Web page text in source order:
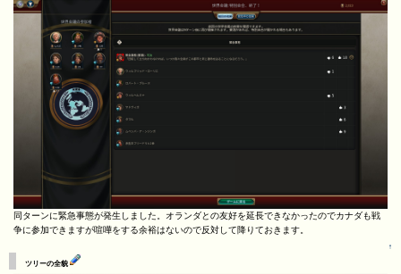
同ターンに緊急事態が発生しました。オランダとの友好を延長できなかったのでカナダも戦
争に参加できますが喧嘩をする余裕はないので反対して降りておきます。
↑
ツリーの全貌